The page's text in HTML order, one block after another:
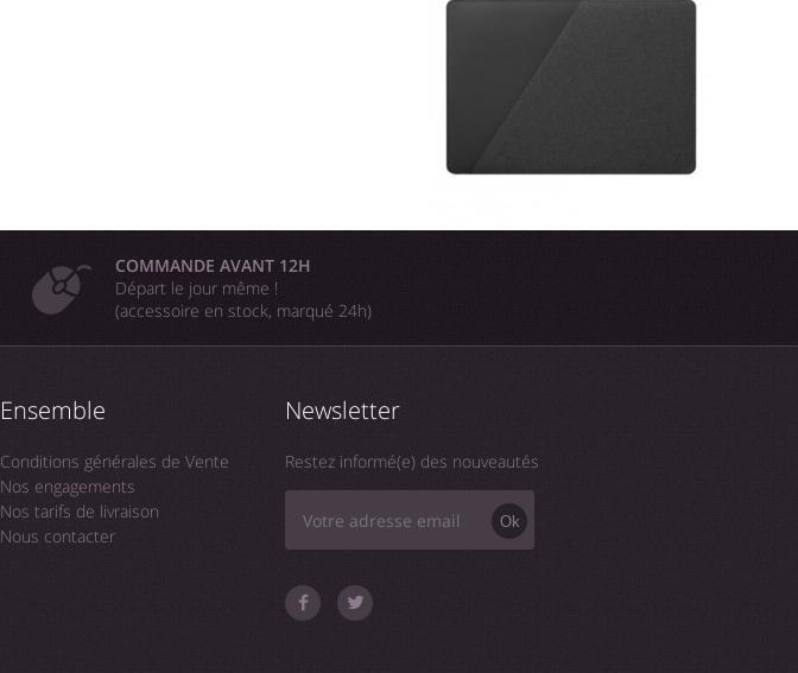
COMMANDE AVANT 12H
Départ le jour même !
(accessoire en stock, marqué 24h)
Ensemble
Conditions générales de Vente
Nos engagements
Nos tarifs de livraison
Nous contacter
Newsletter
Restez informé(e) des nouveautés
Ok